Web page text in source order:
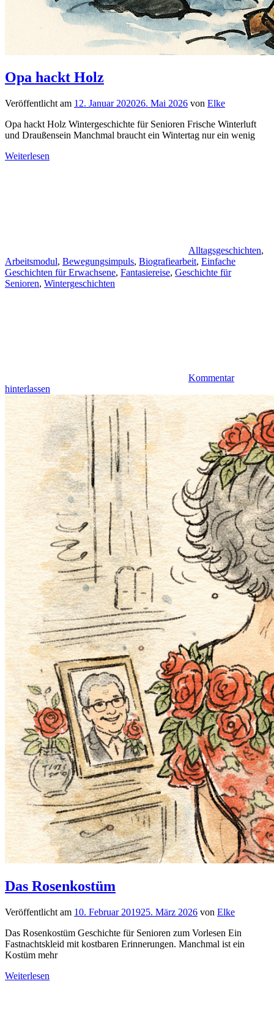
Opa hackt Holz
Veröffentlicht am 12. Januar 202026. Mai 2026 von Elke
Opa hackt Holz Wintergeschichte für Senioren Frische Winterluft
und Draußensein Manchmal braucht ein Wintertag nur ein wenig
Weiterlesen
Alltagsgeschichten,
Arbeitsmodul, Bewegungsimpuls, Biografiearbeit, Einfache
Geschichten für Erwachsene, Fantasiereise, Geschichte für
Senioren, Wintergeschichten
Kommentar
hinterlassen
Das Rosenkostüm
Veröffentlicht am 10. Februar 201925. März 2026 von Elke
Das Rosenkostüm Geschichte für Senioren zum Vorlesen Ein
Fastnachtskleid mit kostbaren Erinnerungen. Manchmal ist ein
Kostüm mehr
Weiterlesen